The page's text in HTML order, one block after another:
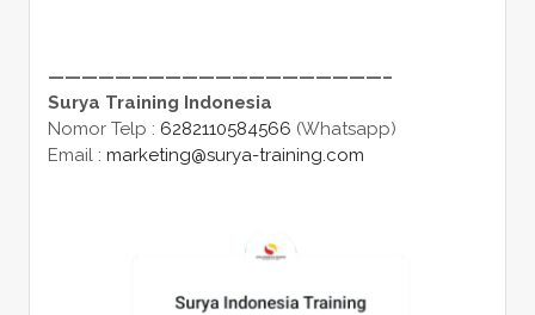
————————————————————–
Surya Training Indonesia
Nomor Telp : 6282110584566 (Whatsapp)
Email : marketing@surya-training.com